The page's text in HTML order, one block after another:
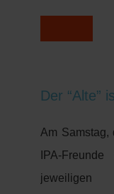
Der “Alte”
Am Samstag,
IPA-
jeweiligen